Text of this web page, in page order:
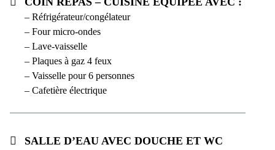
– Réfrigérateur/congélateur
– Four micro-ondes
– Lave-vaisselle
– Plaques à gaz 4 feux
– Vaisselle pour 6 personnes
– Cafetière électrique
Salle d’eau avec douche et WC